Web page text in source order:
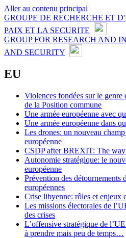
Aller au contenu principal
GROUPE DE RECHERCHE ET
PAIX ET LA SECURITE
GROUP FOR RESEARCH AND
AND SECURITY
EU
Violences fondées sur le genre
de la Position commune
Une armée européenne avec
Une armée européenne dans
Les drones: un nouveau
européenne
CSDP after BREXIT: The
Autonomie stratégique: le
européenne
Prévention des détournements
européennes
Crise libyenne: rôles et enjeux
Les missions électorales de
des crises
L’offensive stratégique de
à prendre mais peu de temps…